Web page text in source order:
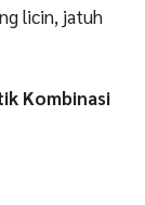
licin, jatuh
Kombinasi